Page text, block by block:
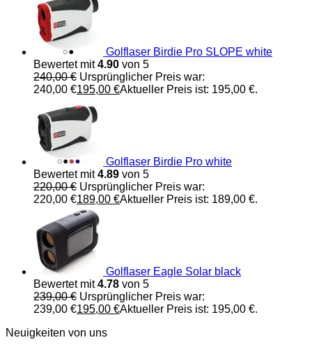
Golflaser Birdie Pro SLOPE white
Bewertet mit4.90 von 5
240,00€ Ursprünglicher Preis war:
240,00 €195,00 €Aktueller Preis ist: 195,00 €.
Golflaser Birdie Pro white
Bewertet mit4.89 von 5
220,00€ Ursprünglicher Preis war:
220,00 €189,00 €Aktueller Preis ist: 189,00 €.
Golflaser Eagle Solar black
Bewertet mit4.78 von 5
239,00€ Ursprünglicher Preis war:
239,00 €195,00 €Aktueller Preis ist: 195,00 €.
Neuigkeiten von uns